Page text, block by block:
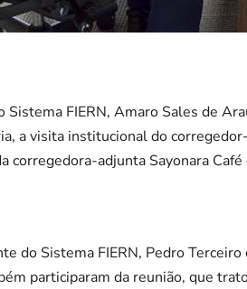
Sistema FIERN, Amaro Sales de
a visita institucional do
corregedora-adjunta Sayonara
do Sistema FIERN, Pedro
participaram da reunião, que